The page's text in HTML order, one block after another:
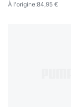
À l'origine:84,95 €